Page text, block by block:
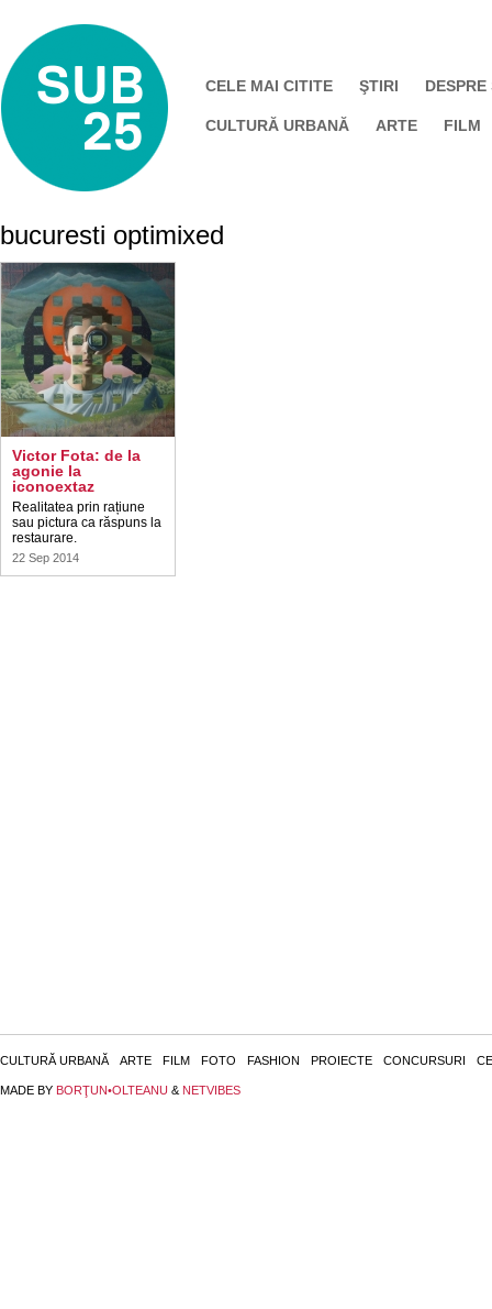
CELE MAI CITITE ŞTIRI DESPRE
CULTURĂ URBANĂ ARTE FILM
bucuresti optimixed
Victor Fota: de la
agonie la
iconoextaz
Realitatea prin rațiune
sau pictura ca răspuns la
restaurare.
22 Sep 2014
CULTURĂ URBANĂ ARTE FILM FOTO FASHION PROIECTE CONCURSURI
MADE BY BORŢUN•OLTEANU & NETVIBES